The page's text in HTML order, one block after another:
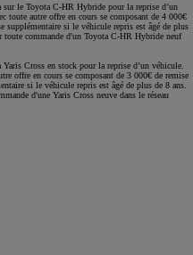
le Toyota C-HR Hybride pour la reprise d’un
toute autre offre en cours se composant de 4 000€
supplémentaire si le véhicule repris est âgé de plus
commande d'un Toyota C-HR Hybride neuf
Cross en stock pour la reprise d’un véhicule.
offre en cours se composant de 3 000€ de remise
si le véhicule repris est âgé de plus de 8 ans.
d'une Yaris Cross neuve dans le réseau